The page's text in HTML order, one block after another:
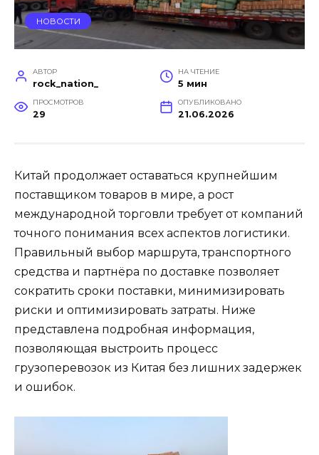
НОВОСТИ
АВТОР
rock_nation_
НА ЧТЕНИЕ
5 мин
ПРОСМОТРОВ
29
ОПУБЛИКОВАНО
21.06.2026
Китай продолжает оставаться крупнейшим
поставщиком товаров в мире, а рост
международной торговли требует от компаний
точного понимания всех аспектов логистики.
Правильный выбор маршрута, транспортного
средства и партнёра по доставке позволяет
сократить сроки поставки, минимизировать
риски и оптимизировать затраты. Ниже
представлена подробная информация,
позволяющая выстроить процесс
грузоперевозок из Китая без лишних задержек
и ошибок.